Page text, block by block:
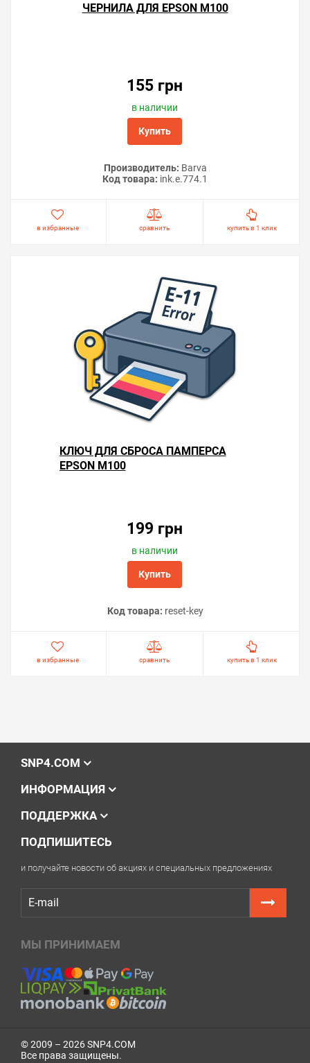
ЧЕРНИЛА ДЛЯ EPSON M100
155 грн
в наличии
Купить
Производитель: Barva
Код товара: ink.e.774.1
в избранные сравнить купить в 1 клик
КЛЮЧ ДЛЯ СБРОСА ПАМПЕРСА
EPSON M100
199 грн
в наличии
Купить
Код товара: reset-key
в избранные сравнить купить в 1 клик
SNP4.COM
ИНФОРМАЦИЯ
ПОДДЕРЖКА
ПОДПИШИТЕСЬ
и получайте новости об акциях и специальных предложениях
МЫ ПРИНИМАЕМ
© 2009 – 2026 SNP4.COM
Все права защищены.